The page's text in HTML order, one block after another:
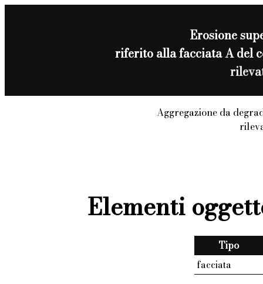
Erosione
riferito alla facciata A del
Aggregazione da
Elementi
Tipo
facciata